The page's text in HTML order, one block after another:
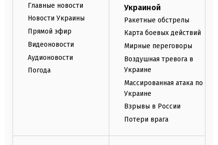
Главные новости
Новости Украины
Прямой эфир
Видеоновости
Аудионовости
Погода
Украиной
Ракетные обстрелы
Карта боевых действий
Мирные переговоры
Воздушная тревога в
Украине
Массированная атака по
Украине
Взрывы в России
Потери врага